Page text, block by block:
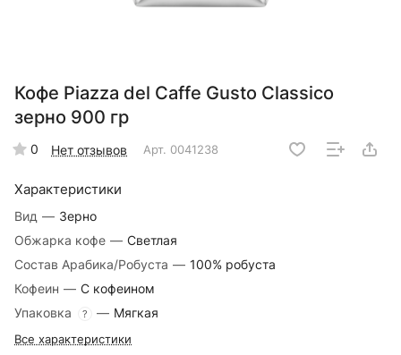
Кофе Piazza del Caffe Gusto Classico
зерно 900 гр
0 Нет отзывов Арт. 0041238
Характеристики
Вид — Зерно
Обжарка кофе — Светлая
Состав Арабика/Робуста — 100% робуста
Кофеин — С кофеином
Упаковка
? — Мягкая
Все характеристики